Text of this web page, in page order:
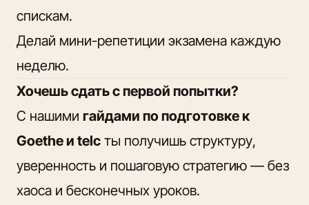
спискам.
Делай мини-репетиции экзамена каждую
неделю.
Хочешь сдать с первой попытки?
С нашими гайдами по подготовке к
Goethe и telc ты получишь структуру,
уверенность и пошаговую стратегию — без
хаоса и бесконечных уроков.